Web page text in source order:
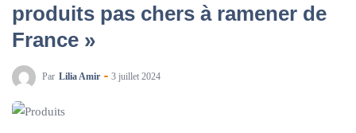
produits pas chers à ramener de
France »
Par Lilia Amir 3 juillet 2024